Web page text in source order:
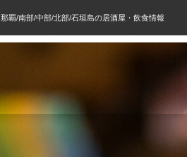
那覇/南部/中部/北部/石垣島の居酒屋・飲食情報